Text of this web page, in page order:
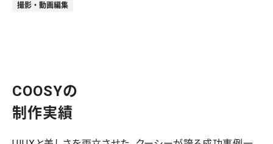
撮影・動画編集
COOSYの
制作実績